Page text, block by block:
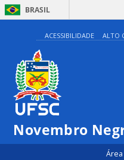
BRASIL
ACESSIBILIDADE ALTO
Novembro